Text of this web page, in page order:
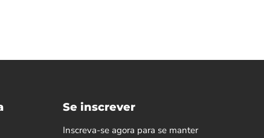
Se inscrever
Inscreva-se agora para se manter